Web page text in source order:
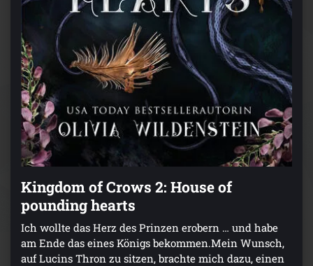
Kingdom of Crows 2: House of
pounding hearts
Ich wollte das Herz des Prinzen erobern … und habe
am Ende das eines Königs bekommen.Mein Wunsch,
auf Lucins Thron zu sitzen, brachte mich dazu, einen